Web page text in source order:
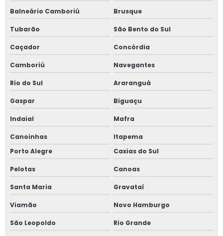
Serviço de consultoria em precificação
Serviço de merchandising para varejo
Serviço de precificação de comércio
Serviço de precificação de varejo
Serviço de precificação e sinalização de comércio e
varejo
Serviço de sinalização de comércio
Serviço de sinalização de varejo
Sinalização de comércio
Sinalização de varejo
Splash de ofertas
Balneário Camboriú Brusque
Tubarão São Bento do Sul
Caçador Concórdia
Camboriú Navegantes
Rio do Sul Araranguá
Gaspar Biguaçu
Indaial Mafra
Canoinhas
Itapema
Porto Alegre
Caxias do Sul
Pelotas Canoas
Santa Maria Gravataí
Viamão Novo Hamburgo
São Leopoldo Rio Grande